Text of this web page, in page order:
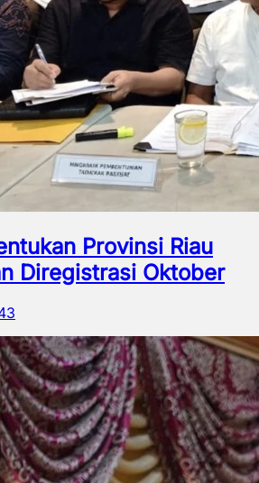
Provinsi Riau
Diregistrasi Oktober